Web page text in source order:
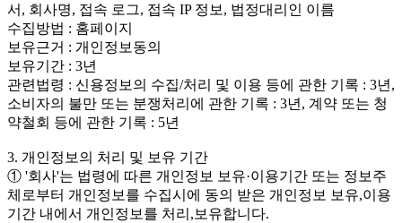
서, 회사명, 접속 로그, 접속 IP 정보, 법정대리인 이름
수집방법 : 홈페이지
보유근거 : 개인정보동의
보유기간 : 3년
관련법령 : 신용정보의 수집/처리 및 이용 등에 관한 기록 : 3년,
소비자의 불만 또는 분쟁처리에 관한 기록 : 3년, 계약 또는 청
약철회 등에 관한 기록 : 5년
3. 개인정보의 처리 및 보유 기간
① '회사'는 법령에 따른 개인정보 보유·이용기간 또는 정보주
체로부터 개인정보를 수집시에 동의 받은 개인정보 보유,이용
기간 내에서 개인정보를 처리,보유합니다.